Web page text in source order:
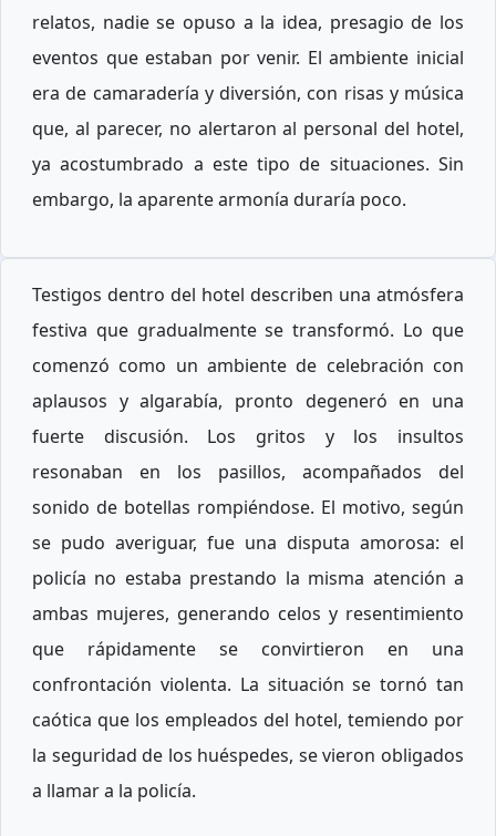
relatos, nadie se opuso a la idea, presagio de los
eventos que estaban por venir. El ambiente inicial
era de camaradería y diversión, con risas y música
que, al parecer, no alertaron al personal del hotel,
ya acostumbrado a este tipo de situaciones. Sin
embargo, la aparente armonía duraría poco.
Testigos dentro del hotel describen una atmósfera
festiva que gradualmente se transformó. Lo que
comenzó como un ambiente de celebración con
aplausos y algarabía, pronto degeneró en una
fuerte discusión. Los gritos y los insultos
resonaban en los pasillos, acompañados del
sonido de botellas rompiéndose. El motivo, según
se pudo averiguar, fue una disputa amorosa: el
policía no estaba prestando la misma atención a
ambas mujeres, generando celos y resentimiento
que rápidamente se convirtieron en una
confrontación violenta. La situación se tornó tan
caótica que los empleados del hotel, temiendo por
la seguridad de los huéspedes, se vieron obligados
a llamar a la policía.